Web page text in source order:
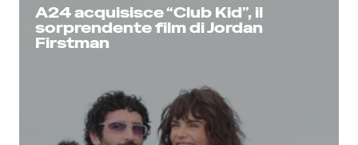
A24 acquisisce “Club Kid”, il
sorprendente film di Jordan
Firstman